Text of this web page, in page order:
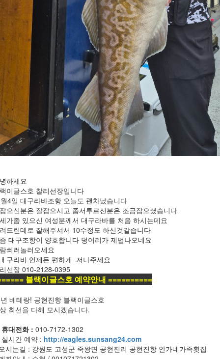
하세요
이글스호 찰리선장입니다
4일 대구라바조항 오늘도 괜차났습니다
으신분은 잘잡으시고 좀서투르신분은 조금잡으셨습니다
가좀 있으신 여성분께서 대구라바를 처음 하시는데요
드린데로 잘해주셔서 10수정도 하신것같습니다
대구조항이 양호합니다 덩어리가 제법나오네요
쐬러놀러오세요
구라바 언제든 편하게 저나주세요
선장 010-2128-0395
블랙이글스호 예약안내 ==========
베테랑! 공현진항 블랙이글스호
최선을 다해 모시겠습니다.
대전화 : 010-7172-1302
시간 예약 : http://eagles.sunsang24​.com
시는길 : 강원도 고성군 죽왕면 공현진리 공현진항 안가네가족횟집